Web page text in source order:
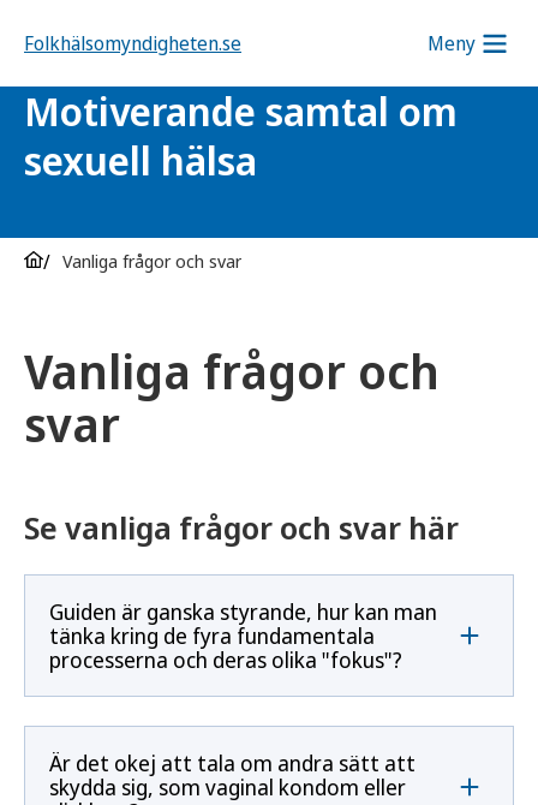
Folkhälsomyndigheten.se Meny
Motiverande samtal om
sexuell hälsa
Vanliga frågor och svar
Vanliga frågor och
svar
Se vanliga frågor och svar här
Guiden är ganska styrande, hur kan man
tänka kring de fyra fundamentala
processerna och deras olika "fokus"?
Är det okej att tala om andra sätt att
skydda sig, som vaginal kondom eller